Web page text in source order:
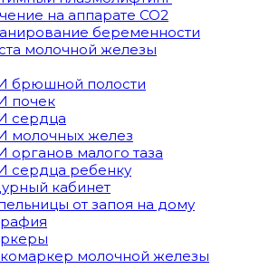
на аппарате CO2
беременности
молочной железы
брюшной полости
почек
сердца
молочных желез
органов малого таза
сердца ребенку
кабинет
от запоя на дому
молочной железы